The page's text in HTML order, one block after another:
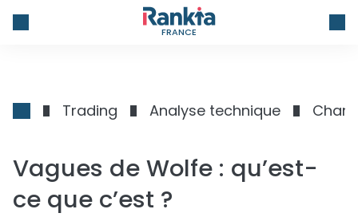
FRANCE
Trading Analyse technique
Vagues de Wolfe : qu’est-
ce que c’est ?